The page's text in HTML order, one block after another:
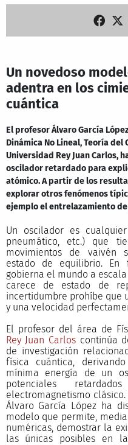
Un novedoso
adentra en los
cuántica
El profesor Álvaro García
Dinámica No Lineal, Teoría del
Universidad Rey Juan Carlos,
oscilador retardado para
atómico. A partir de los
explorar otros fenómenos
ejemplo el entrelazamiento
Un oscilador es
pneumático, etc.) que
movimientos de vaivén
estado de equilibrio.
gobierna el mundo a
carece de estado de
incertidumbre prohíbe que
y una velocidad
El profesor del área de
Rey Juan Carlos continúa
de investigación
física cuántica,
mínima energía de un
potenciales
electromagnetismo
Álvaro García López ha
modelo que permite,
numéricas, demostrar la
las únicas posibles en